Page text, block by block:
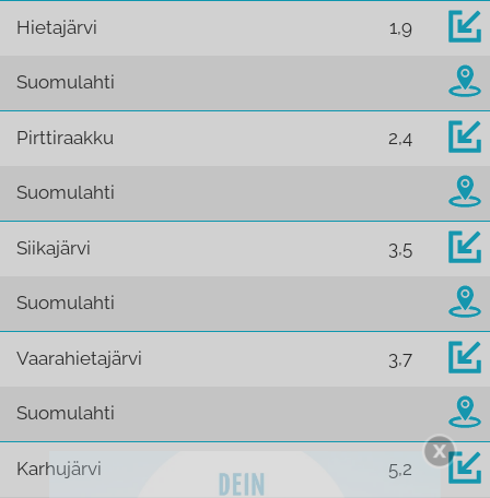
Hietajärvi 1,9
Suomulahti
Pirttiraakku 2,4
Suomulahti
Siikajärvi 3,5
Suomulahti
Vaarahietajärvi 3,7
Suomulahti
Karhujärvi 5,2